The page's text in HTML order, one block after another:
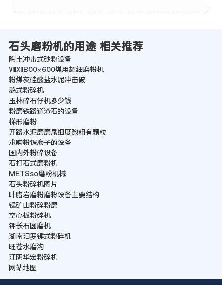
石头磨粉机的用途 相关推荐
陶土冲击式砂粉设备
ⅧⅫB00×600煤用超细磨粉机
粉煤灰硅酸盐水泥冲击破
鹅式粉碎机
玉林碎石仔机多少钱
粉磨铁路道渣石的设备
梯形磨粉
开路水泥磨磨尾细度跑粗有颗粒
求购粉锯麽子的设备
国内外粉碎设备
石打石式磨粉机
METSso磨粉机械
石头粉碎机图片
叶腊岩磨粉磨粉设备主要结构
锰矿山粉碎粉磨
空心板粉碎机
钾长石圆磨机
湖南汨罗锤式粉碎机
旺苍水磨沟
江阴华宏粉碎机
网站地图